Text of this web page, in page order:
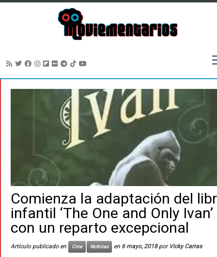
Comienza la adaptación del
infantil ‘The One and Only Ivan’
con un reparto excepcional
Artículo publicado en Cine Noticias en 6 mayo, 2018 por Vicky Carras